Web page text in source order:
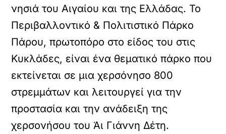
νησιά του Αιγαίου και της Ελλάδας. Το
Περιβαλλοντικό & Πολιτιστικό Πάρκο
Πάρου, πρωτοπόρο στο είδος του στις
Κυκλάδες, είναι ένα θεματικό πάρκο που
εκτείνεται σε μια χερσόνησο 800
στρεμμάτων και λειτουργεί για την
προστασία και την ανάδειξη της
χερσονήσου του Άι Γιάννη Δέτη.